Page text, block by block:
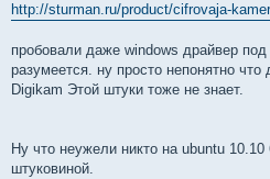
http://sturman.ru/product/cifrovaja-
пробовали даже windows драйвер
разумеется. ну просто непонятно что
Digikam Этой штуки тоже не знает.
Ну что неужели никто на ubuntu
штуковиной.